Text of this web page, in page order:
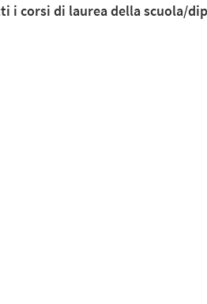
i corsi di laurea della scuola/